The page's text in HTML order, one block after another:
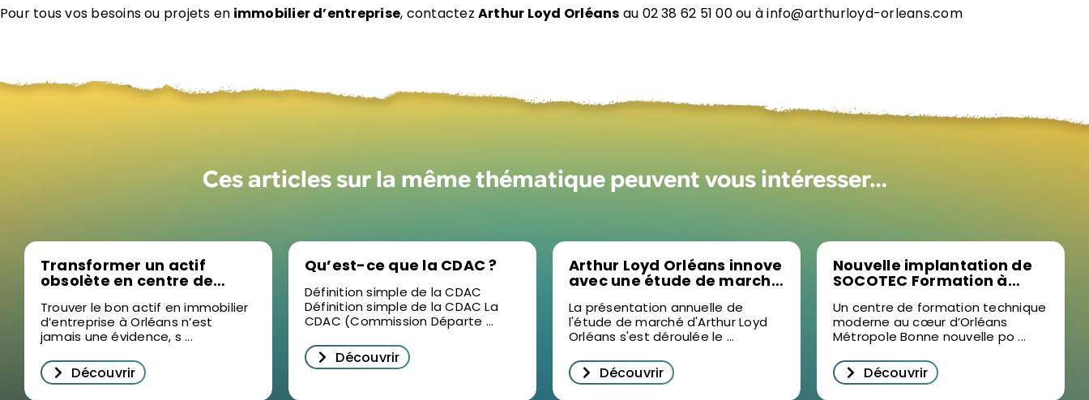
Pour tous vos besoins ou projets en immobilier d’entreprise, contactezArthur Loyd Orléans au 02 38 62 51 00 ou à info@arthurloyd-orleans.com
Ces articles sur la même thématique peuvent vous intéresser…
Transformer un actif
obsolète en centre de
nouvelle stratégie sur le
marché de l’immobilier
d’entreprise à Orléans
Trouver le bon actif en immobilier
d’entreprise à Orléans n’est
jamais une évidence, s ...
Découvrir
Qu’est-ce que la CDAC ?
Définition simple de la CDAC
Définition simple de la CDAC La
CDAC (Commission Départe ...
Découvrir
Arthur Loyd Orléans innove
avec une étude de marché
pour décrypter
l’immobilier d’entreprise à
Orléans
La présentation annuelle de
l'étude de marché d'Arthur Loyd
Orléans s'est déroulée le ...
Découvrir
Nouvelle implantation de
SOCOTEC Formation à
formation professionnelle
dans le Loiret
Un centre de formation technique
moderne au cœur d’Orléans
Métropole Bonne nouvelle po ...
Découvrir